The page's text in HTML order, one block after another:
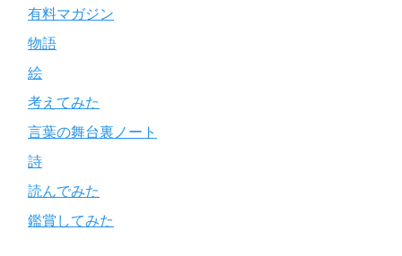
有料マガジン
物語
絵
考えてみた
言葉の舞台裏ノート
詩
読んでみた
鑑賞してみた